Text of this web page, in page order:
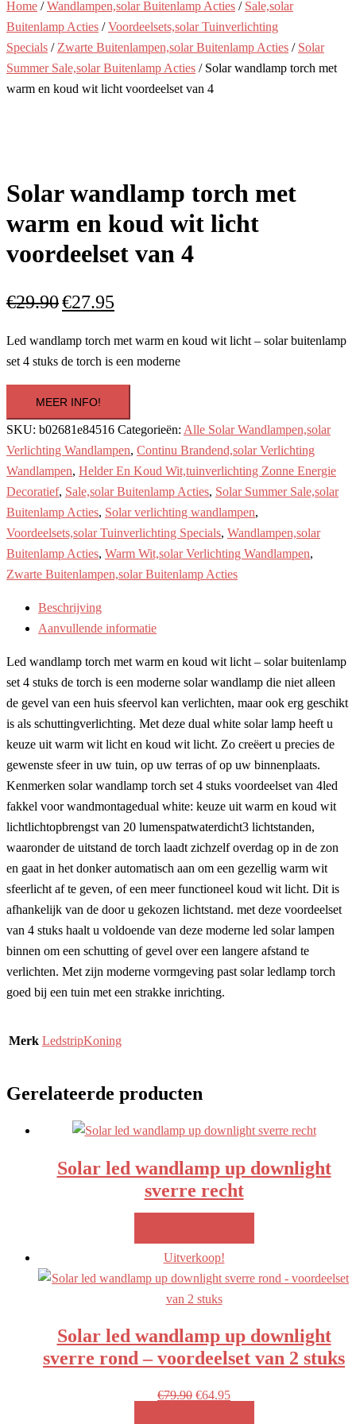
Home /Wandlampen,solar Buitenlamp Acties / Sale,solar
Buitenlamp Acties /Voordeelsets,solar Tuinverlichting
Specials / Zwarte Buitenlampen,solar Buitenlamp Acties / Solar
Summer Sale,solar Buitenlamp Acties / Solar wandlamp torch met
warm en koud wit licht voordeelset van 4
Solar wandlamp torch met
warm en koud wit licht
voordeelset van 4
€29.90 Oorspronkelijke
prijs
was:
€29.90.
€27.95
prijs
is:
€27.95.
Led wandlamp torch met warm en koud wit licht – solar buitenlamp
set 4 stuks de torch is een moderne
MEER INFO!
SKU: b02681e84516 Categorieën: Alle Solar Wandlampen,solar
Verlichting Wandlampen, Continu Brandend,solar Verlichting
Wandlampen, Helder En Koud Wit,tuinverlichting Zonne Energie
Decoratief, Sale,solar Buitenlamp Acties, Solar Summer Sale,solar
Buitenlamp Acties, Solar verlichting wandlampen,
Voordeelsets,solar Tuinverlichting Specials, Wandlampen,solar
Buitenlamp Acties, Warm Wit,solar Verlichting Wandlampen,
Zwarte Buitenlampen,solar Buitenlamp Acties
Beschrijving
Aanvullende informatie
Led wandlamp torch met warm en koud wit licht – solar buitenlamp
set 4 stuks de torch is een moderne solar wandlamp die niet alleen
de gevel van een huis sfeervol kan verlichten, maar ook erg geschikt
is als schuttingverlichting. Met deze dual white solar lamp heeft u
keuze uit warm wit licht en koud wit licht. Zo creëert u precies de
gewenste sfeer in uw tuin, op uw terras of op uw binnenplaats.
Kenmerken solar wandlamp torch set 4 stuks voordeelset van 4led
fakkel voor wandmontagedual white: keuze uit warm en koud wit
lichtlichtopbrengst van 20 lumenspatwaterdicht3 lichtstanden,
waaronder de uitstand de torch laadt zichzelf overdag op in de zon
en gaat in het donker automatisch aan om een gezellig warm wit
sfeerlicht af te geven, of een meer functioneel koud wit licht. Dit is
afhankelijk van de door u gekozen lichtstand. met deze voordeelset
van 4 stuks haalt u voldoende van deze moderne led solar lampen
binnen om een schutting of gevel over een langere afstand te
verlichten. Met zijn moderne vormgeving past solar ledlamp torch
goed bij een tuin met een strakke inrichting.
Merk LedstripKoning
Gerelateerde producten
Solar led wandlamp up downlight
sverre recht
Uitverkoop!
Solar led wandlamp up downlight
sverre rond – voordeelset van 2 stuks
€79.90 Oorspronkelijke
€64.95Huidige